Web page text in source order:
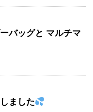
バッグと マルチマ
ました